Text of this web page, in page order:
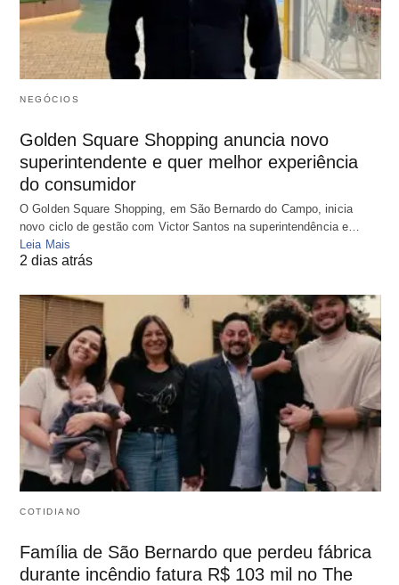
NEGÓCIOS
Golden Square Shopping anuncia novo
superintendente e quer melhor experiência
do consumidor
O Golden Square Shopping, em São Bernardo do Campo, inicia
novo ciclo de gestão com Victor Santos na superintendência e…
Leia Mais
2 dias atrás
COTIDIANO
Família de São Bernardo que perdeu fábrica
durante incêndio fatura R$ 103 mil no The